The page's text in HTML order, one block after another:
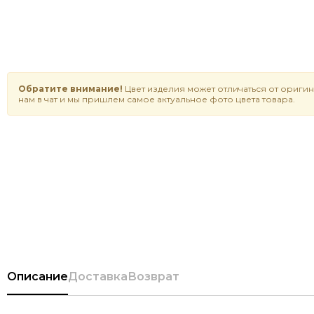
Обратите внимание! Цвет изделия может отличаться от
нам в чат и мы пришлем самое актуальное фото цвета товара.
ОписаниеДоставкаВозврат